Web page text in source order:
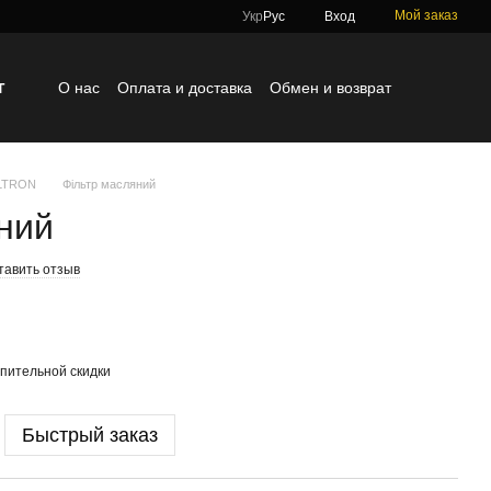
Укр Рус Вход Мой заказ
О нас Оплата и доставка
Обмен и возврат
Фільтр масляний
отзыв
скидки
Быстрый заказ